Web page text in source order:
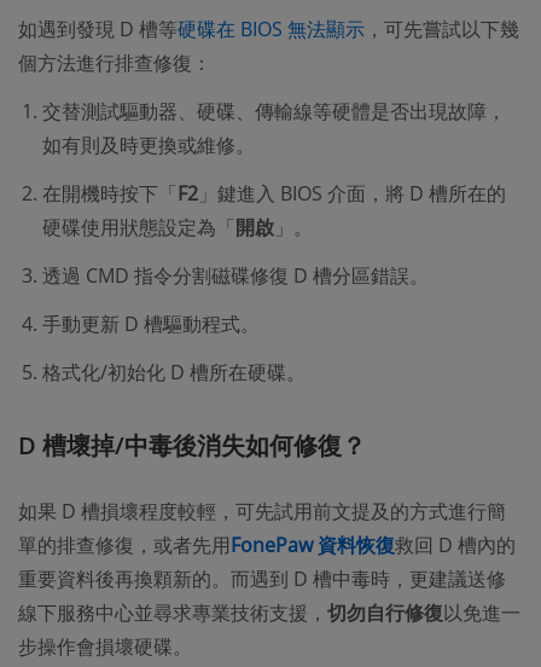
如遇到發現 D 槽等硬碟在 BIOS 無法顯示 ，可先嘗試以下幾
個方法進行排查修復：
交替測試驅動器、硬碟、傳輸線等硬體是否出現故障，
如有則及時更換或維修。
在開機時按下「F2 」鍵進入 BIOS 介面，將 D 槽所在的
硬碟使用狀態設定為「開啟 」。
透過 CMD 指令分割磁碟修復 D 槽分區錯誤。
手動更新 D 槽驅動程式。
格式化/初始化 D 槽所在硬碟。
D 槽壞掉/中毒後消失如何修復？
如果 D 槽損壞程度較輕，可先試用前文提及的方式進行簡
單的排查修復，或者先用FonePaw 資料恢復救回 D 槽內的
重要資料後再換顆新的。而遇到 D 槽中毒時，更建議送修
線下服務中心並尋求專業技術支援， 切勿自行修復以免進一
步操作會損壞硬碟。